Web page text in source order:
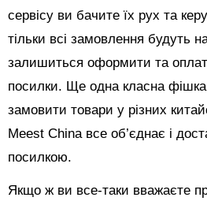
сервісу ви бачите їх рух та
тільки всі замовлення будуть
залишиться оформити та
посилки. Ще одна класна
замовити товари у різних
Meest China все об’єднає і
посилкою.
Якщо ж ви все-таки вважаєте